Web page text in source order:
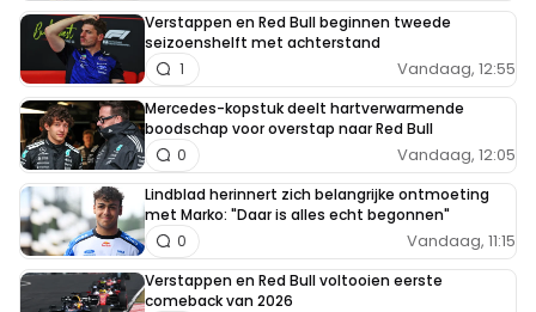
Verstappen en Red Bull beginnen tweede
seizoenshelft met achterstand
Vandaag, 12:55
1
Mercedes-kopstuk deelt hartverwarmende
boodschap voor overstap naar Red Bull
Vandaag, 12:05
0
Lindblad herinnert zich belangrijke ontmoeting
met Marko: "Daar is alles echt begonnen"
Vandaag, 11:15
0
Verstappen en Red Bull voltooien eerste
comeback van 2026